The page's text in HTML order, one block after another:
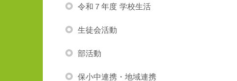
令和７年度 学校生活
生徒会活動
部活動
保小中連携・地域連携